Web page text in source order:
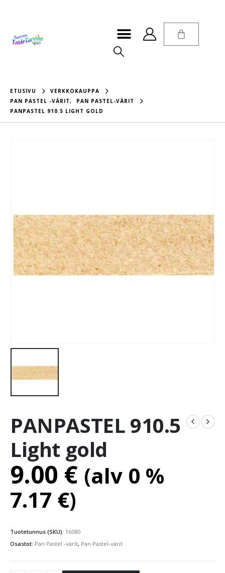
ETUSIVU
VERKKOKAUPPA
PAN PASTEL -VÄRIT,
PAN PASTEL-VÄRIT
PANPASTEL 910.5 LIGHT GOLD
PANPASTEL 910.5
Light gold
9.00 € (alv 0 %
7.17 €)
Tuotetunnus (SKU): 16080
Osastot: Pan Pastel -värit, Pan Pastel-värit